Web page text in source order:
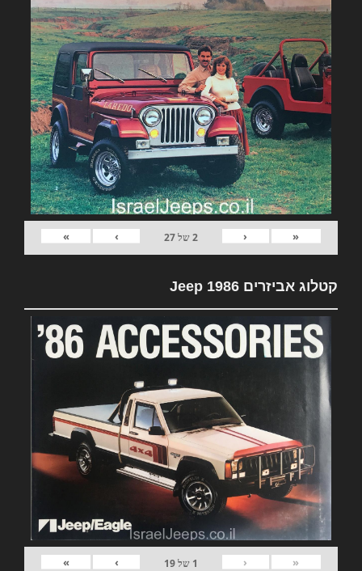
«
‹
2של27
›
»
קטלוג אביזרים Jeep 1986
«
‹
1 של19
›
»